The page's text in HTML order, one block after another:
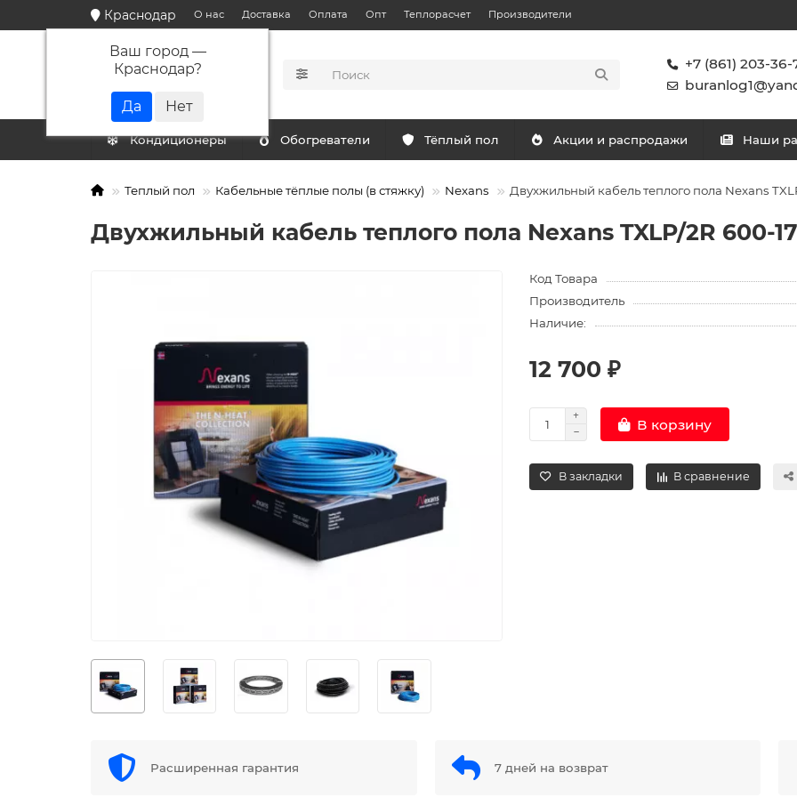
Краснодар
Ваш город —
Краснодар?
О нас Доставка Оплата Опт Теплорасчет Производители
КАТАЛОГ
+7 (861) 203-36-
Кондиционеры Обогреватели Тёплый пол Акции и распродажи Наши
Теплый пол Кабельные тёплые полы (в стяжку) Nexans Двухжильный кабель теплого пола Nexans
Двухжильный кабель теплого пола Nexans TXLP/2R 600-
Код Товара
Производитель
Наличие:
12 700 ₽
В корзину
В закладки В сравнение
Расширенная гарантия 7 дней на возврат